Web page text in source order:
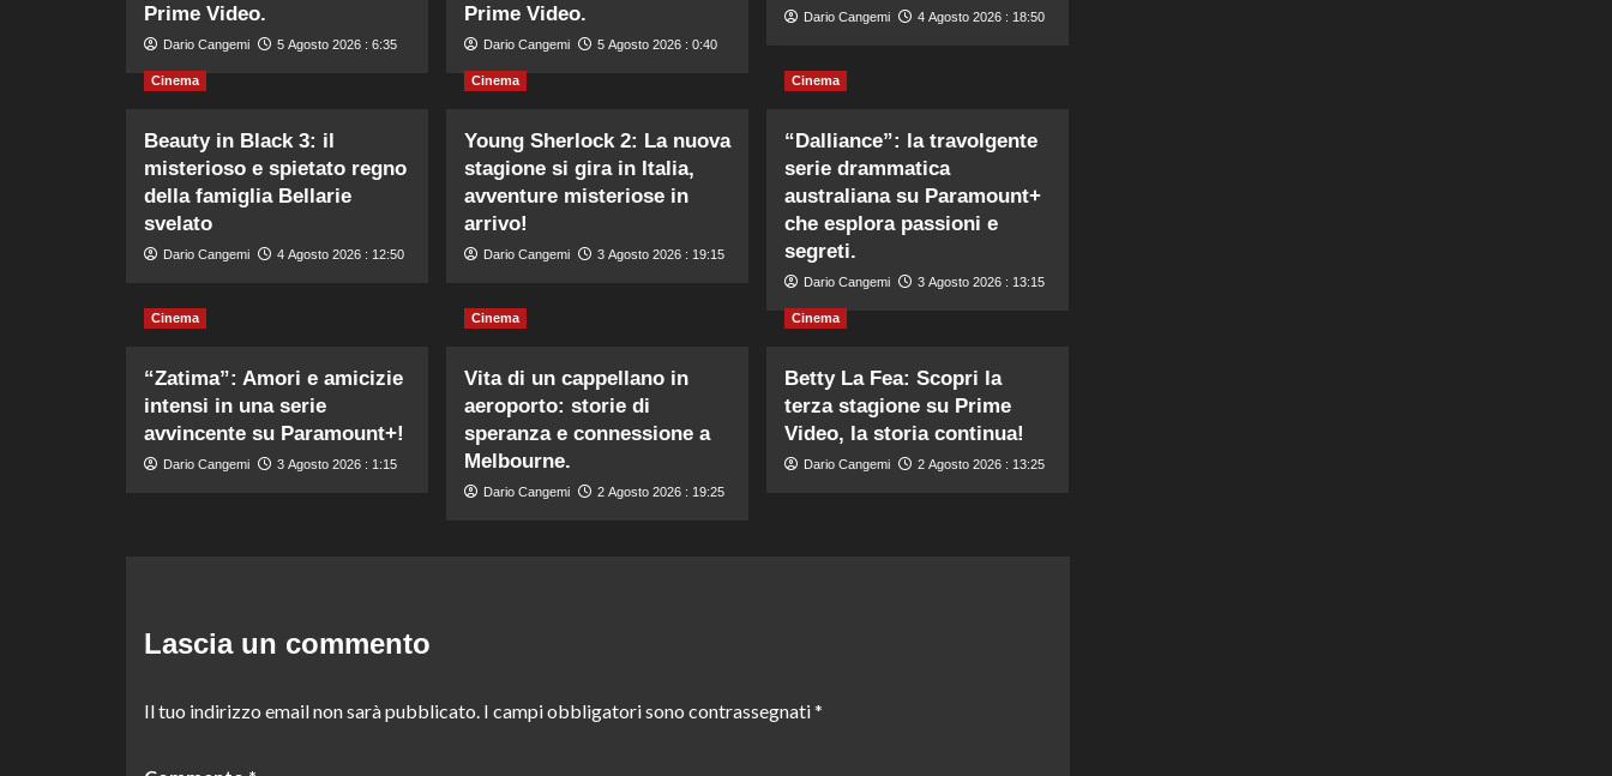
Prime Video.
Dario Cangemi 5 Agosto 2026 : 6:35
Prime Video.
Dario Cangemi 5 Agosto 2026 : 0:40
Dario Cangemi 4 Agosto 2026 : 18:50
Cinema
Beauty in Black 3: il
misterioso e spietato regno
della famiglia Bellarie
svelato
Dario Cangemi 4 Agosto 2026 : 12:50
Cinema
Young Sherlock 2: La nuova
stagione si gira in Italia,
avventure misteriose in
arrivo!
Dario Cangemi 3 Agosto 2026 : 19:15
Cinema
“Dalliance”: la travolgente
serie drammatica
australiana su Paramount+
che esplora passioni e
segreti.
Dario Cangemi 3 Agosto 2026 : 13:15
Cinema
“Zatima”: Amori e amicizie
intensi in una serie
avvincente su Paramount+!
Dario Cangemi 3 Agosto 2026 : 1:15
Cinema
Vita di un cappellano in
aeroporto: storie di
speranza e connessione a
Melbourne.
Dario Cangemi 2 Agosto 2026 : 19:25
Cinema
Betty La Fea: Scopri la
terza stagione su Prime
Video, la storia continua!
Dario Cangemi 2 Agosto 2026 : 13:25
Lascia un commento
Il tuo indirizzo email non sarà pubblicato. I campi obbligatori sono contrassegnati*